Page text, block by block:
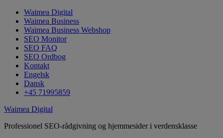
Waimea Digital
Waimea Business
Waimea Business Webshop
SEO Monitor
SEO FAQ
SEO Ordbog
Kontakt
Engelsk
Dansk
+45 71995859
Waimea Digital
Professionel SEO-rådgivning og hjemmesider i verdensklasse